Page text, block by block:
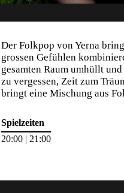
Der Folkpop von Yerna
grossen Gefühlen
gesamten Raum umhüllt
zu vergessen, Zeit zum
bringt eine Mischung aus
Spielzeiten
20:00 | 21:00